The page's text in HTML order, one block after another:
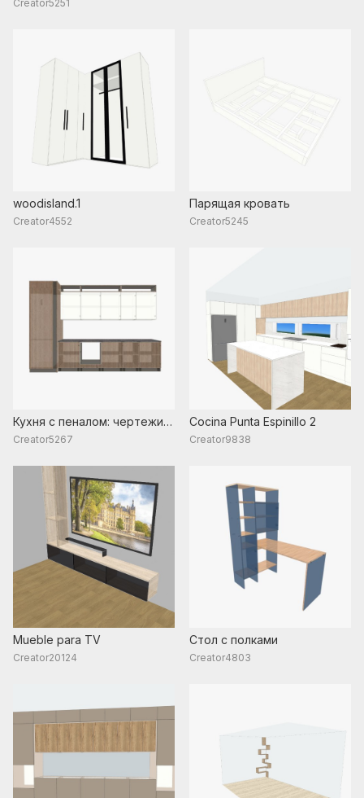
Creator5251
woodisland.1
Creator4552
Парящая кровать
Creator5245
Кухня с пеналом: чертежи,
размеры и схема сборки
Creator5267
Cocina Punta Espinillo 2
Creator9838
Mueble para TV
Creator20124
Стол с полками
Creator4803